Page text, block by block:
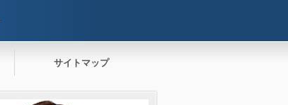
サイトマップ